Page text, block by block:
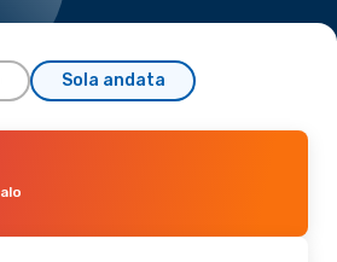
Sola andata